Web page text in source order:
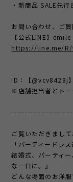
・新商品 SALE先行
お問い合わせ、ご
【公式LINE】emile
https://line.me/
ID：【@vcv8428j】
※店舗担当者とトー
ご覧いただきまし
「パーティードレ
結婚式、パーティ
な一日に。』
どんな場面のお洋